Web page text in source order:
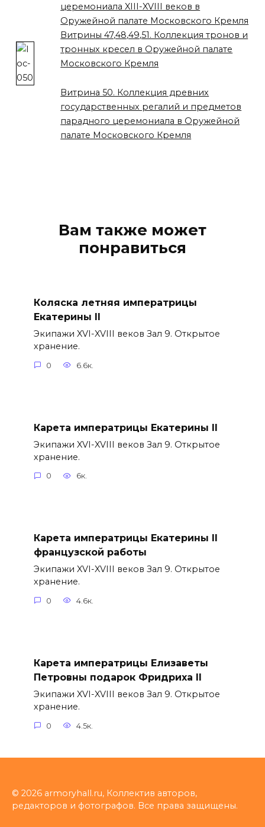
церемониала XIII-XVIII веков в
Оружейной палате Московского Кремля
Витрины 47,48,49,51. Коллекция тронов и
тронных кресел в Оружейной палате
Московского Кремля
Витрина 50. Коллекция древних
государственных регалий и предметов
парадного церемониала в Оружейной
палате Московского Кремля
Вам также может
понравиться
Коляска летняя императрицы
Екатерины II
Экипажи XVI-XVIII веков Зал 9. Открытое
хранение.
0 6.6к.
Карета императрицы Екатерины II
Экипажи XVI-XVIII веков Зал 9. Открытое
хранение.
0 6к.
Карета императрицы Екатерины II
французской работы
Экипажи XVI-XVIII веков Зал 9. Открытое
хранение.
0 4.6к.
Карета императрицы Елизаветы
Петровны подарок Фридриха II
Экипажи XVI-XVIII веков Зал 9. Открытое
хранение.
0 4.5к.
© 2026 armoryhall.ru, Коллектив авторов,
редакторов и фотографов. Все права защищены.